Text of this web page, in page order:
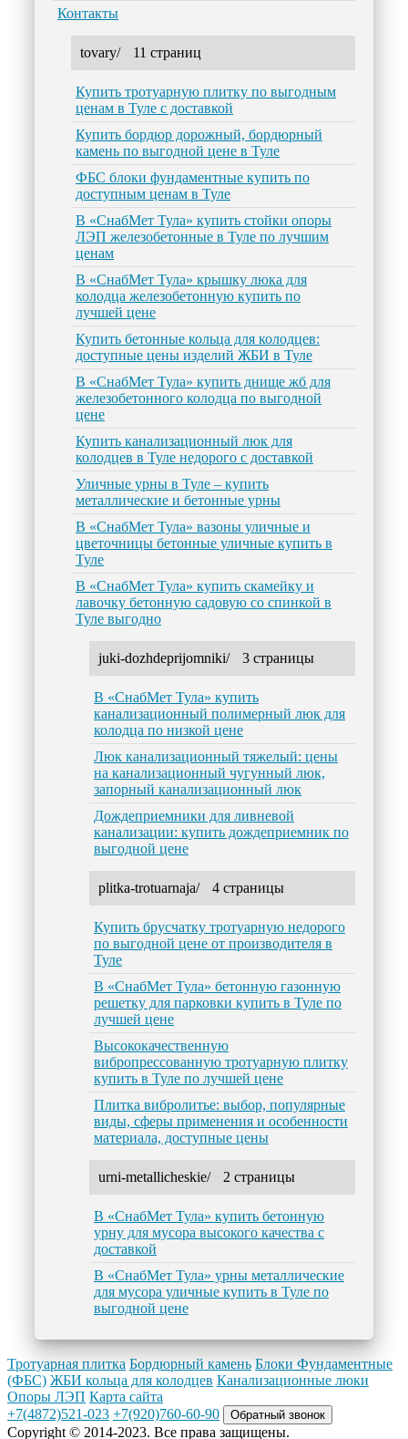
Контакты
tovary/ 11 страниц
Купить тротуарную плитку по выгодным
ценам в Туле с доставкой
Купить бордюр дорожный, бордюрный
камень по выгодной цене в Туле
ФБС блоки фундаментные купить по
доступным ценам в Туле
В «СнабМет Тула» купить стойки опоры
ЛЭП железобетонные в Туле по лучшим
ценам
В «СнабМет Тула» крышку люка для
колодца железобетонную купить по
лучшей цене
Купить бетонные кольца для колодцев:
доступные цены изделий ЖБИ в Туле
В «СнабМет Тула» купить днище жб для
железобетонного колодца по выгодной
цене
Купить канализационный люк для
колодцев в Туле недорого с доставкой
Уличные урны в Туле – купить
металлические и бетонные урны
В «СнабМет Тула» вазоны уличные и
цветочницы бетонные уличные купить в
Туле
В «СнабМет Тула» купить скамейку и
лавочку бетонную садовую со спинкой в
Туле выгодно
juki-dozhdeprijomniki/ 3 страницы
В «СнабМет Тула» купить
канализационный полимерный люк для
колодца по низкой цене
Люк канализационный тяжелый: цены
на канализационный чугунный люк,
запорный канализационный люк
Дождеприемники для ливневой
канализации: купить дождеприемник по
выгодной цене
plitka-trotuarnaja/ 4 страницы
Купить брусчатку тротуарную недорого
по выгодной цене от производителя в
Туле
В «СнабМет Тула» бетонную газонную
решетку для парковки купить в Туле по
лучшей цене
Высококачественную
вибропрессованную тротуарную плитку
купить в Туле по лучшей цене
Плитка вибролитье: выбор, популярные
виды, сферы применения и особенности
материала, доступные цены
urni-metallicheskie/ 2 страницы
В «СнабМет Тула» купить бетонную
урну для мусора высокого качества с
доставкой
В «СнабМет Тула» урны металлические
для мусора уличные купить в Туле по
выгодной цене
Тротуарная плитка Бордюрный камень Блоки Фундаментные
(ФБС) ЖБИ кольца для колодцев Канализационные люки
Опоры ЛЭП Карта сайта
+7(4872)521-023 +7(920)760-60-90 Обратный звонок
Copyright © 2014-2023. Все права защищены.